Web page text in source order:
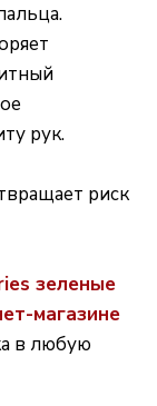
рук.
риск
зеленые
магазине
в любую